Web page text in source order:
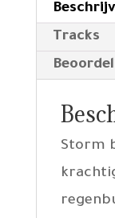
Tracks
Storm